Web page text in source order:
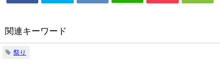
関連キーワード
祭り